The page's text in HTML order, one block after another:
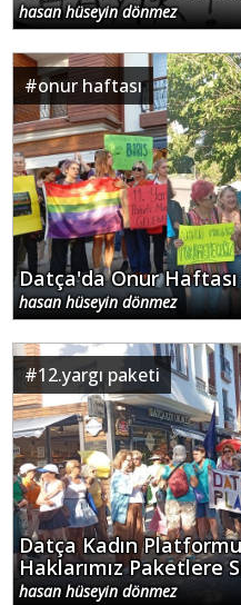
hasan hüseyin dönmez
#onur haftası
Datça'da Onur
hasan hüseyin dönmez
#12.yargı paketi
Datça Kadın
Haklarımız Paketlere
hasan hüseyin dönmez